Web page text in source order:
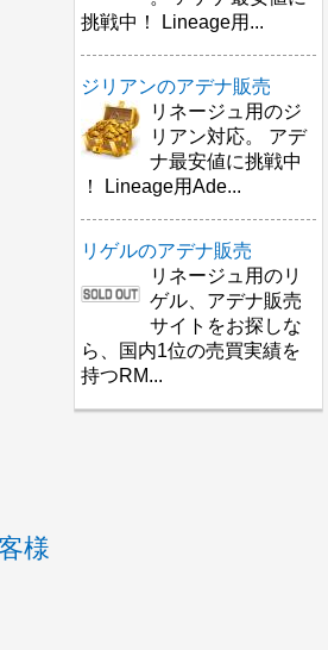
挑戦中！ Lineage用...
ジリアンのアデナ販売
リネージュ用のジ
リアン対応。 アデ
ナ最安値に挑戦中
！ Lineage用Ade...
リゲルのアデナ販売
リネージュ用のリ
ゲル、アデナ販売
サイトをお探しな
ら、国内1位の売買実績を
持つRM...
様